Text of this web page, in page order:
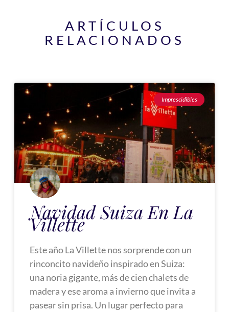
ARTÍCULOS
RELACIONADOS
Imprescidibles
Navidad Suiza En La
Villette
Este año La Villette nos sorprende con un
rinconcito navideño inspirado en Suiza:
una noria gigante, más de cien chalets de
madera y ese aroma a invierno que invita a
pasear sin prisa. Un lugar perfecto para
PáginaPágina
Página
Página